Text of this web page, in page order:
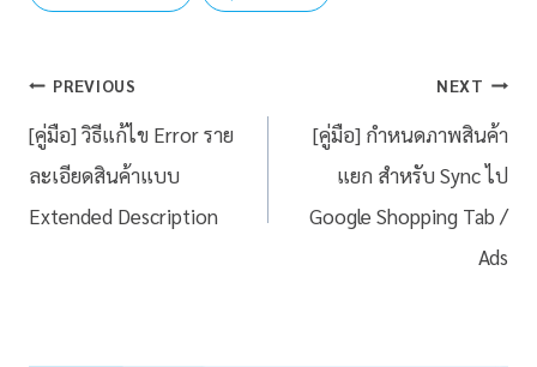
PREVIOUS
[คู่มือ] วิธีแก้ไข Error ราย
ละเอียดสินค้าแบบ
Extended Description
NEXT
[คู่มือ] กำหนดภาพสินค้า
แยก สำหรับ Sync ไป
Google Shopping Tab /
Ads